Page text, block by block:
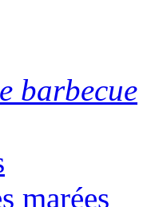
barbecue
marées